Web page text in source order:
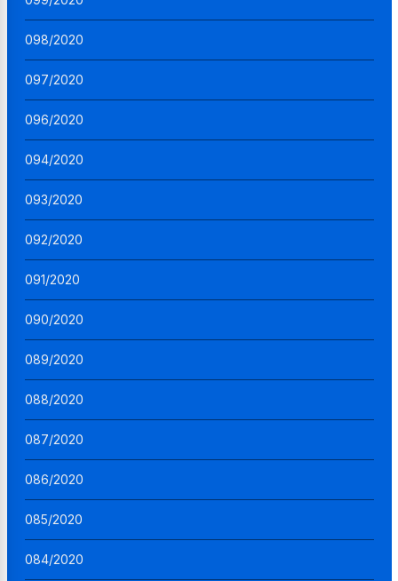
098/2020
097/2020
096/2020
094/2020
093/2020
092/2020
091/2020
090/2020
089/2020
088/2020
087/2020
086/2020
085/2020
084/2020